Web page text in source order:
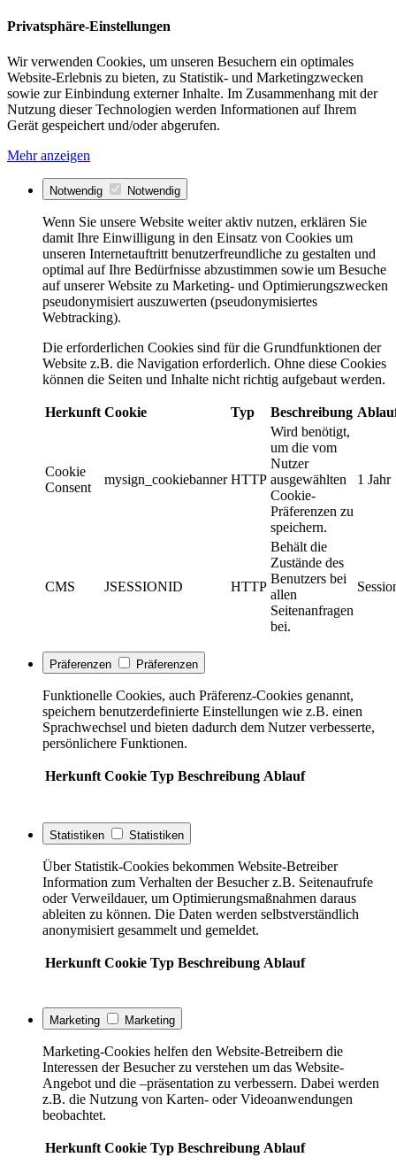
Privatsphäre-Einstellungen
Wir verwenden Cookies, um unseren Besuchern ein optimales
Website-Erlebnis zu bieten, zu Statistik- und Marketingzwecken
sowie zur Einbindung externer Inhalte. Im Zusammenhang mit der
Nutzung dieser Technologien werden Informationen auf Ihrem
Gerät gespeichert und/oder abgerufen.
Mehr anzeigen
Notwendig Notwendig
Wenn Sie unsere Website weiter aktiv nutzen, erklären Sie
damit Ihre Einwilligung in den Einsatz von Cookies um
unseren Internetauftritt benutzerfreundliche zu gestalten und
optimal auf Ihre Bedürfnisse abzustimmen sowie um Besuche
auf unserer Website zu Marketing- und Optimierungszwecken
pseudonymisiert auszuwerten (pseudonymisiertes
Webtracking).
Die erforderlichen Cookies sind für die Grundfunktionen der
Website z.B. die Navigation erforderlich. Ohne diese Cookies
können die Seiten und Inhalte nicht richtig aufgebaut werden.
Herkunft Cookie Typ Beschreibung
Cookie
Consent
mysign_cookiebanner HTTP
Wird benötigt,
um die vom
Nutzer
ausgewählten
Cookie-
Präferenzen zu
speichern.
1 Jahr
CMS JSESSIONID HTTP
Behält die
Zustände des
Benutzers bei
allen
Seitenanfragen
bei.
Präferenzen Präferenzen
Funktionelle Cookies, auch Präferenz-Cookies genannt,
speichern benutzerdefinierte Einstellungen wie z.B. einen
Sprachwechsel und bieten dadurch dem Nutzer verbesserte,
persönlichere Funktionen.
Herkunft Cookie Typ Beschreibung Ablauf
Statistiken Statistiken
Über Statistik-Cookies bekommen Website-Betreiber
Information zum Verhalten der Besucher z.B. Seitenaufrufe
oder Verweildauer, um Optimierungsmaßnahmen daraus
ableiten zu können. Die Daten werden selbstverständlich
anonymisiert gesammelt und gemeldet.
Herkunft Cookie Typ Beschreibung Ablauf
Marketing Marketing
Marketing-Cookies helfen den Website-Betreibern die
Interessen der Besucher zu verstehen um das Website-
Angebot und die –präsentation zu verbessern. Dabei werden
z.B. die Nutzung von Karten- oder Videoanwendungen
beobachtet.
Herkunft Cookie Typ Beschreibung Ablauf